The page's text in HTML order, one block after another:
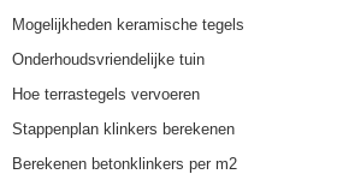
Mogelijkheden keramische tegels
Onderhoudsvriendelijke tuin
Hoe terrastegels vervoeren
Stappenplan klinkers berekenen
Berekenen betonklinkers per m2